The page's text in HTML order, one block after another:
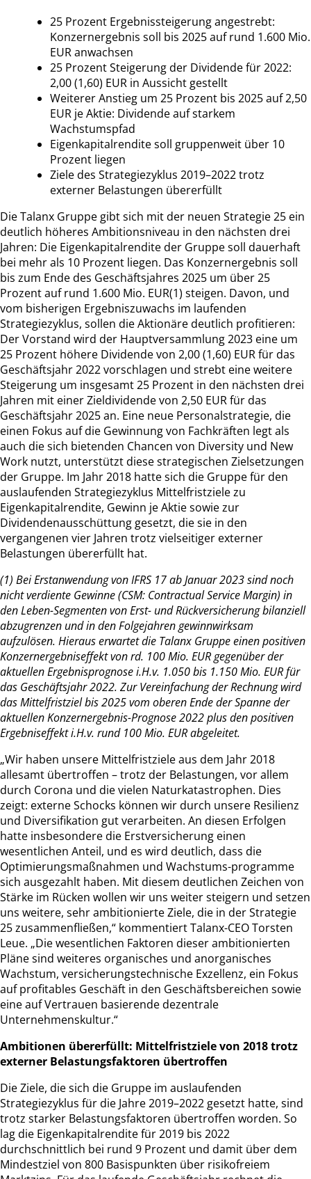
25 Prozent Ergebnissteigerung angestrebt:
Konzernergebnis soll bis 2025 auf rund 1.600 Mio.
EUR anwachsen
25 Prozent Steigerung der Dividende für 2022:
2,00 (1,60) EUR in Aussicht gestellt
Weiterer Anstieg um 25 Prozent bis 2025 auf 2,50
EUR je Aktie: Dividende auf starkem
Wachstumspfad
Eigenkapitalrendite soll gruppenweit über 10
Prozent liegen
Ziele des Strategiezyklus 2019–2022 trotz
externer Belastungen übererfüllt
Die Talanx Gruppe gibt sich mit der neuen Strategie 25 ein
deutlich höheres Ambitionsniveau in den nächsten drei
Jahren: Die Eigenkapitalrendite der Gruppe soll dauerhaft
bei mehr als 10 Prozent liegen. Das Konzernergebnis soll
bis zum Ende des Geschäftsjahres 2025 um über 25
Prozent auf rund 1.600 Mio. EUR(1) steigen. Davon, und
vom bisherigen Ergebniszuwachs im laufenden
Strategiezyklus, sollen die Aktionäre deutlich profitieren:
Der Vorstand wird der Hauptversammlung 2023 eine um
25 Prozent höhere Dividende von 2,00 (1,60) EUR für das
Geschäftsjahr 2022 vorschlagen und strebt eine weitere
Steigerung um insgesamt 25 Prozent in den nächsten drei
Jahren mit einer Zieldividende von 2,50 EUR für das
Geschäftsjahr 2025 an. Eine neue Personalstrategie, die
einen Fokus auf die Gewinnung von Fachkräften legt als
auch die sich bietenden Chancen von Diversity und New
Work nutzt, unterstützt diese strategischen Zielsetzungen
der Gruppe. Im Jahr 2018 hatte sich die Gruppe für den
auslaufenden Strategiezyklus Mittelfristziele zu
Eigenkapitalrendite, Gewinn je Aktie sowie zur
Dividendenausschüttung gesetzt, die sie in den
vergangenen vier Jahren trotz vielseitiger externer
Belastungen übererfüllt hat.
(1) Bei Erstanwendung von IFRS 17 ab Januar 2023 sind noch
nicht verdiente Gewinne (CSM: Contractual Service Margin) in
den Leben-Segmenten von Erst- und Rückversicherung bilanziell
abzugrenzen und in den Folgejahren gewinnwirksam
aufzulösen. Hieraus erwartet die Talanx Gruppe einen positiven
Konzernergebniseffekt von rd. 100 Mio. EUR gegenüber der
aktuellen Ergebnisprognose i.H.v. 1.050 bis 1.150 Mio. EUR für
das Geschäftsjahr 2022. Zur Vereinfachung der Rechnung wird
das Mittelfristziel bis 2025 vom oberen Ende der Spanne der
aktuellen Konzernergebnis-Prognose 2022 plus den positiven
Ergebniseffekt i.H.v. rund 100 Mio. EUR abgeleitet.
„Wir haben unsere Mittelfristziele aus dem Jahr 2018
allesamt übertroffen – trotz der Belastungen, vor allem
durch Corona und die vielen Naturkatastrophen. Dies
zeigt: externe Schocks können wir durch unsere Resilienz
und Diversifikation gut verarbeiten. An diesen Erfolgen
hatte insbesondere die Erstversicherung einen
wesentlichen Anteil, und es wird deutlich, dass die
Optimierungsmaßnahmen und Wachstums-programme
sich ausgezahlt haben. Mit diesem deutlichen Zeichen von
Stärke im Rücken wollen wir uns weiter steigern und setzen
uns weitere, sehr ambitionierte Ziele, die in der Strategie
25 zusammenfließen,“ kommentiert Talanx-CEO Torsten
Leue. „Die wesentlichen Faktoren dieser ambitionierten
Pläne sind weiteres organisches und anorganisches
Wachstum, versicherungstechnische Exzellenz, ein Fokus
auf profitables Geschäft in den Geschäftsbereichen sowie
eine auf Vertrauen basierende dezentrale
Unternehmenskultur.“
Ambitionen übererfüllt: Mittelfristziele von 2018 trotz
externer Belastungsfaktoren übertroffen
Die Ziele, die sich die Gruppe im auslaufenden
Strategiezyklus für die Jahre 2019–2022 gesetzt hatte, sind
trotz starker Belastungsfaktoren übertroffen worden. So
lag die Eigenkapitalrendite für 2019 bis 2022
durchschnittlich bei rund 9 Prozent und damit über dem
Mindestziel von 800 Basispunkten über risikofreiem